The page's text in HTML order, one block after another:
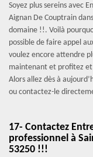
Soyez plus sereins avec
Aignan De Couptrain
domaine !!. Voilà
possible de faire appel
voulez encore attendre
maintenant et profitez
Alors allez dès à
ou contactez-le
17- Contactez
professionnel à
53250 !!!